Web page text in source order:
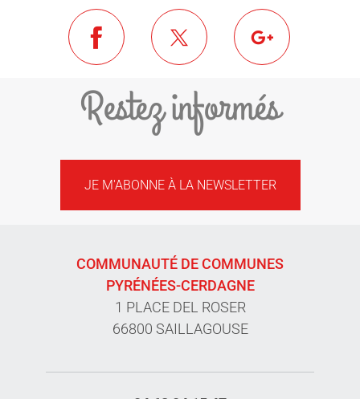
Restez informés
JE M'ABONNE À LA NEWSLETTER
COMMUNAUTÉ DE COMMUNES
PYRÉNÉES-CERDAGNE
1 PLACE DEL ROSER
66800 SAILLAGOUSE